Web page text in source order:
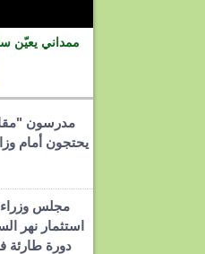
ممداني يعيّن
مدرسون
يحتجون أمام
مجلس
استثمار نهر
دورة طارئة